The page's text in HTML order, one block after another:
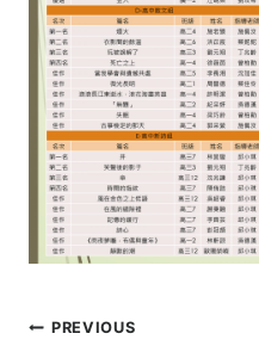
文PREVIOUS